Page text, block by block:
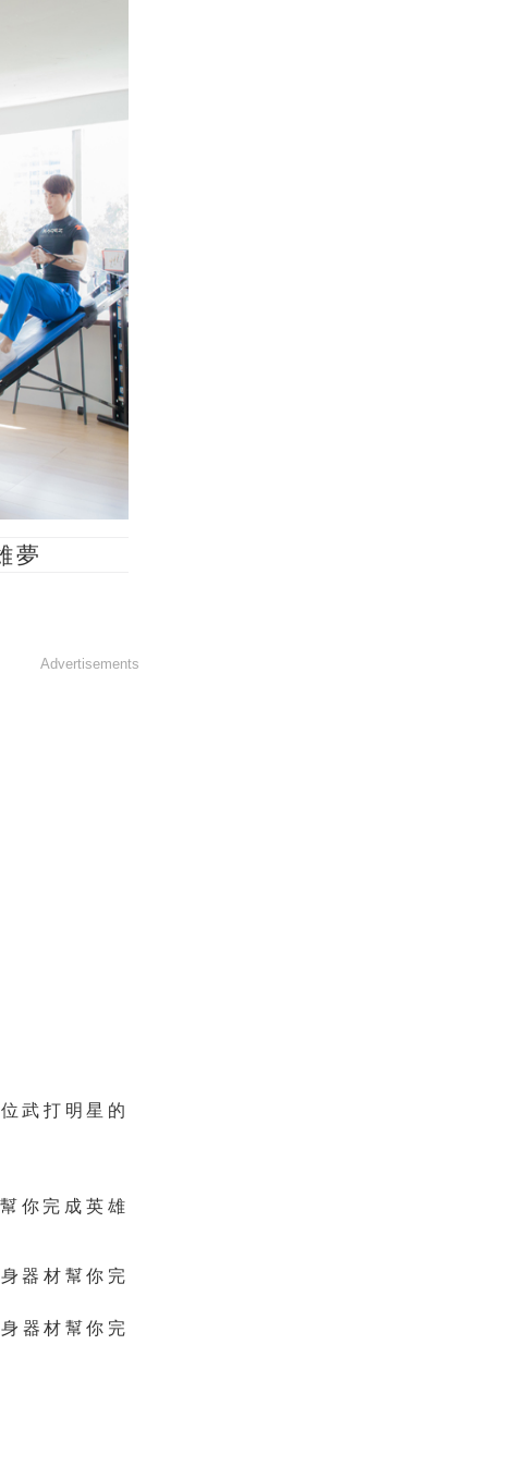
夢
Advertisements
武打明星的
你完成英雄
器材幫你完
器材幫你完